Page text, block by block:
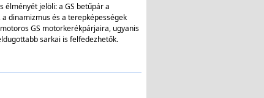
élményét jelöli: a GS betűpár a
dinamizmus és a terepképességek
GS motorkerékpárjaira, ugyanis
sarkai is felfedezhetők.